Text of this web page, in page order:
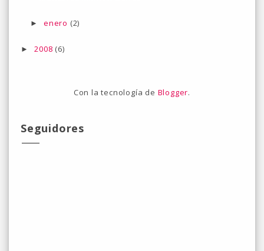
► enero (2)
►2008 (6)
Con la tecnología de Blogger.
Seguidores